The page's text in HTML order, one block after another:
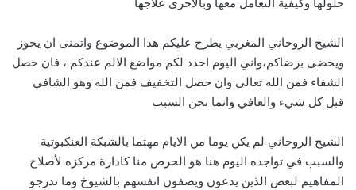
الشيخ الروحاني المغربي يطرح عليكم هذا الموضوع واتمنى ان يحوز
ويحضى برضاكم،واني اليوم احدد لكم مواضع الالم عندكم ، فان حصل
الشفاء فمن الله تعالى وان حصل التخفيف فمن الله وهو الشافي
قبل كل شيء والعافي وانما نحن السبب
الشيخ الروحاني لم يكن يوما من الايام مهتما بالشبكة العنكبوتية
والسبب في تواجده اليوم هنا هو الحرص منا كادارة مركزه لأصلاح
المفاهيم لبعض الذين يدعون ويصفون انفسهم بالشيوخ وما تدرجو